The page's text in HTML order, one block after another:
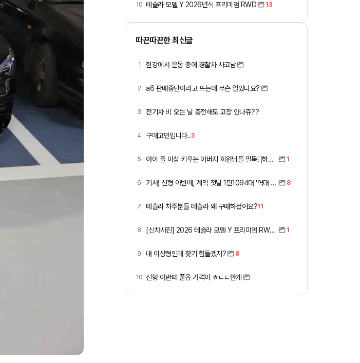
10 테슬라 모델 Y 2026년식 프리미엄 RWD 13
따끈따끈한 최신글
1 한강에서 운동 중에 경찰차 사고남
2 a6 판매중단이라고 뜨는데 무슨 일있나요?
3 전기차 비 오는 날 충전해도 고장 안나쥬??
4 구매고민입니다..3
5 아이 둘 이상 키우는 아버지 회원님들 필독! (하이패스 할인) 1
6 기사) 신형 아반떼, 계약 첫날 1만1094대 '역대 최고' 8
7 테슬라 차주분들 테슬라 왜 구매하셨어요?11
8 [신차사진] 2026 테슬라 모델 Y 프리미엄 RWD (펄 화이트 + 블랙시트) 1
9 내 이상형인데 찾기 힘들겠지? 8
10 신형 아반떼 풀옵 가격이 ㅎㄷㄷ한게